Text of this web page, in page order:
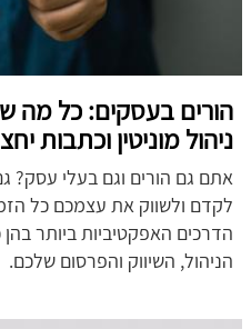
הורים בעסקים: כל מה
ניהול מוניטין וכתבות יחצ
אתם גם הורים וגם בעלי עסק?
לקדם ולשווק את עצמכם כל
הדרכים האפקטיביות ביותר
הניהול, השיווק והפרסום שלכם.